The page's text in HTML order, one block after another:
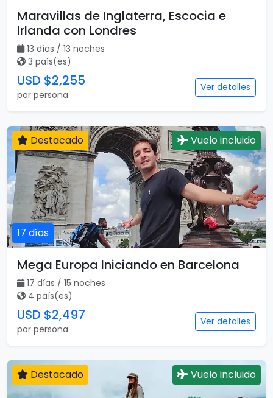
Maravillas de Inglaterra, Escocia e
Irlanda con Londres
13 días / 13 noches
3 país(es)
USD $2,255
por persona
Ver detalles
17 días
Destacado Vuelo incluido
Mega Europa Iniciando en Barcelona
17 días / 15 noches
4 país(es)
USD $2,497
por persona
Ver detalles
Destacado Vuelo incluido